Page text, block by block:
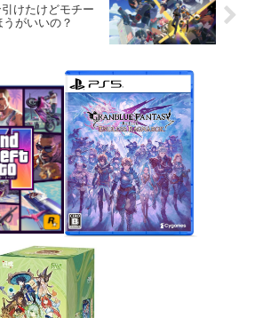
引けたけどモチー
がいいの？